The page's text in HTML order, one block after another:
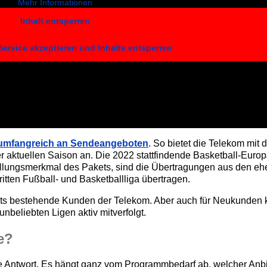
Mehr Informationen
Inhalt entsperren
akzeptieren und Inhalte entsperren
an Sendeangeboten. So bietet die Telekom mit
Saison an. Die 2022 stattfindende Basketball-
des Pakets, sind die Übertragungen aus den
Fußball- und Basketballliga übertragen.
bestehende Kunden der Telekom. Aber auch für Neukunden
Ligen aktiv mitverfolgt.
Es hängt ganz vom Programmbedarf ab, welcher